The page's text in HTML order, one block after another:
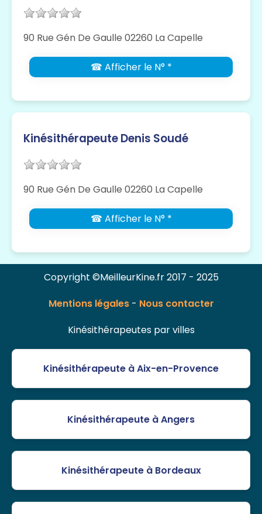
90 Rue Gén De Gaulle 02260 La Capelle
☎ Afficher le N° *
Kinésithérapeute Denis Soudé
90 Rue Gén De Gaulle 02260 La Capelle
☎ Afficher le N° *
Copyright ©MeilleurKine.fr 2017 - 2025
Mentions légales- Nous contacter
Kinésithérapeutes par villes
Kinésithérapeute à Aix-en-Provence
Kinésithérapeute à Angers
Kinésithérapeute à Bordeaux